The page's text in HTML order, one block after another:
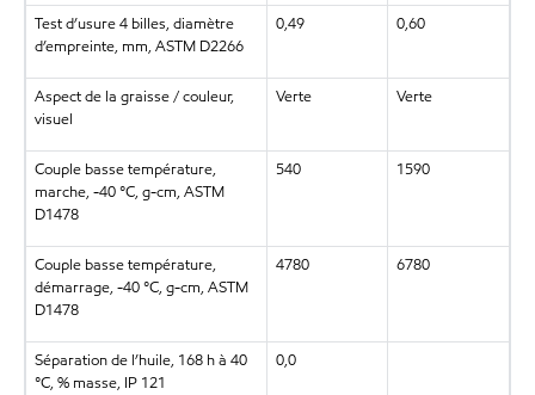
Test d’usure 4 billes, diamètre
d’empreinte, mm, ASTM D2266
0,49 0,60
Aspect de la graisse / couleur,
visuel
Verte Verte
Couple basse température,
marche, -40 °C, g-cm, ASTM
D1478
540 1590
Couple basse température,
démarrage, -40 °C, g-cm, ASTM
D1478
4780 6780
Séparation de l’huile, 168 h à 40
°C, % masse, IP 121
0,0